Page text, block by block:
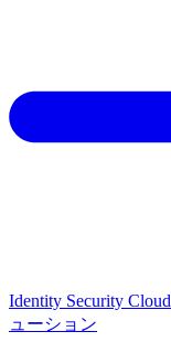
Identity Security Cloud
ューション